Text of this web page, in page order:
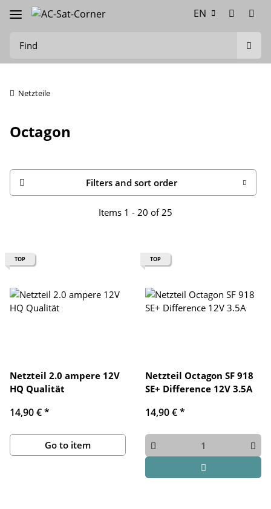
EN
Netzteile
Octagon
Filters and sort order
Items 1 - 20 of 25
TOP
Netzteil 2.0 ampere 12V
HQ Qualität
14,90 €*
Go to item
TOP
Netzteil Octagon SF 918
SE+ Difference 12V 3.5A
14,90 €*